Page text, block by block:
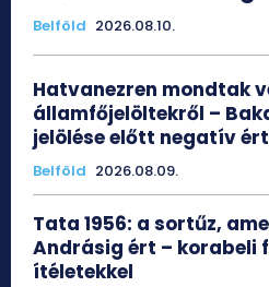
Belföld 2026.08.10.
Hatvanezren mondtak
államfőjelöltekről –
jelölése előtt negatív
Belföld 2026.08.09.
Tata 1956: a sortűz,
Andrásig ért – korabeli
ítéletekkel